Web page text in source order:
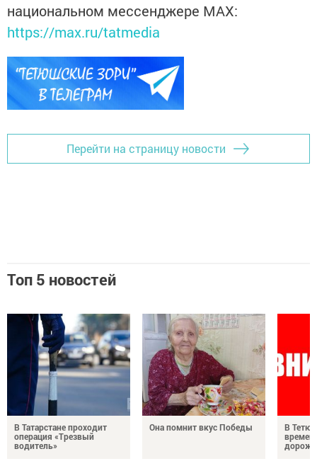
национальном мессенджере MАХ:
https://max.ru/tatmedia
Перейти на страницу новости
Топ 5 новостей
В Татарстане проходит
операция «Трезвый
водитель»
Она помнит вкус Победы
В